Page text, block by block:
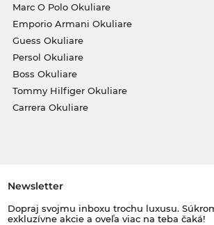
Marc O Polo Okuliare
Emporio Armani Okuliare
Guess Okuliare
Persol Okuliare
Boss Okuliare
Tommy Hilfiger Okuliare
Carrera Okuliare
Newsletter
Dopraj svojmu inboxu trochu luxusu.
exkluzívne akcie a oveľa viac na teba čaká!